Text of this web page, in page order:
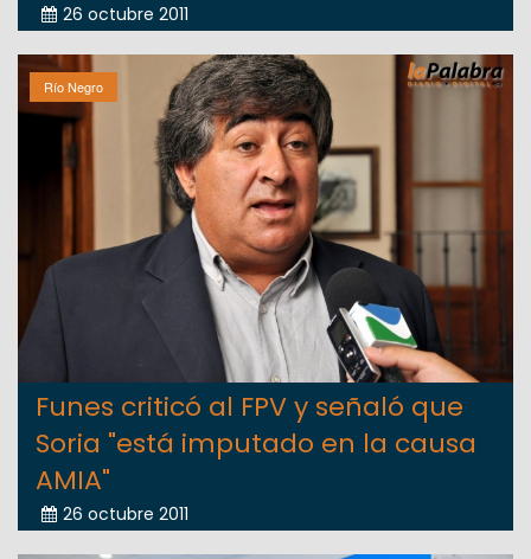
26 octubre 2011
Río Negro
Funes criticó al FPV y señaló que
Soria "está imputado en la causa
AMIA"
26 octubre 2011